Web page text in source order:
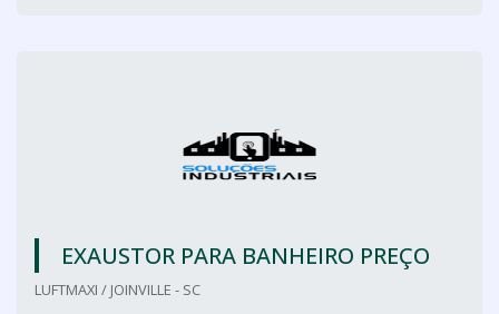
EXAUSTOR PARA BANHEIRO PREÇO
LUFTMAXI / JOINVILLE - SC